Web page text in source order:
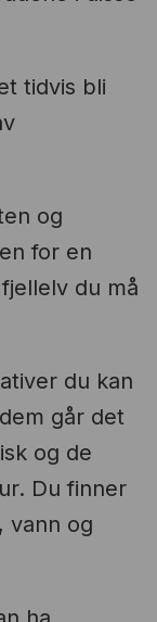
tidvis bli
og
for en
du må
du kan
går det
og de
Du finner
vann og